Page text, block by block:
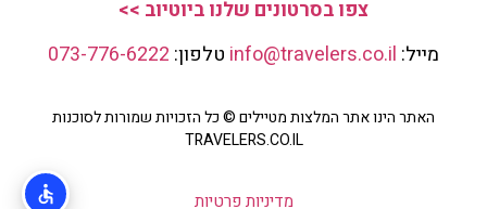
צפו בסרטונים שלנו ביוטיוב >>
מייל:
טלפון: 073-776-6222
האתר הינו אתר המלצות מטיילים © כל הזכויות שמורות לסוכנות
TRAVELERS.CO.IL
מדיניות פרטיות